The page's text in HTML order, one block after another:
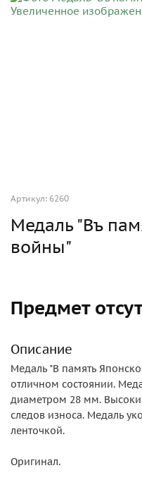
Артикул: 6260
Медаль "Въ
войны"
Предмет
Описание
Медаль "В память
отличном состоянии.
диаметром 28 мм.
следов износа. Медаль
ленточкой.
Оригинал.